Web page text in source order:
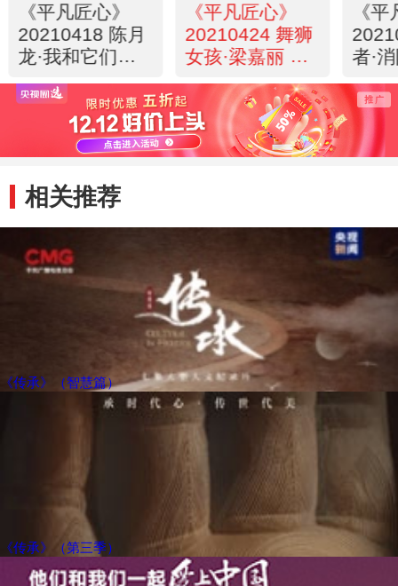
《平凡匠心》
20210418 陈月
龙·我和它们是
《平凡匠心》
20210424 舞狮
女孩·梁嘉丽 黄
《
者·
相关推荐
《传承》（智慧篇）
《传承》（第三季）